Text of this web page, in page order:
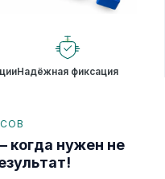
Надёжная фиксация
когда нужен не